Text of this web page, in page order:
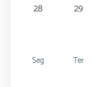
28
29
Seg Ter